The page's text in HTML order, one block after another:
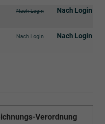
Nach Login
Nach Login
Nach Login
Nach Login
Verordnung